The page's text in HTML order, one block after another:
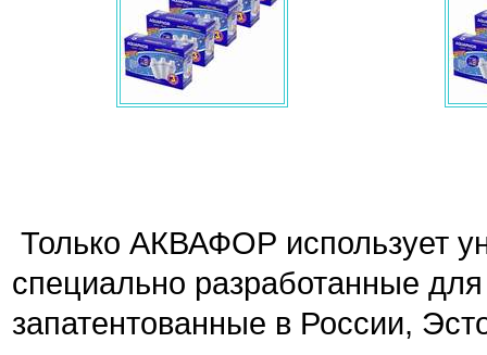
Только АКВАФОР использует
специально разработанные
запатентованные в России,